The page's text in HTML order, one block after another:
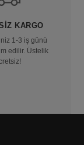
KARGO
1-3 iş günü
edilir. Üstelik